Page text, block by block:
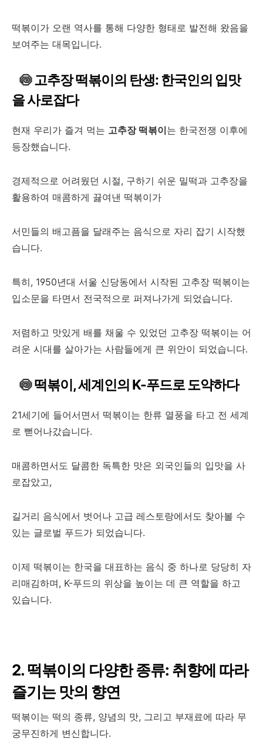
떡볶이가 오랜 역사를 통해 다양한 형태로 발전해 왔음을
보여주는 대목입니다.
🍥고추장 떡볶이의 탄생: 한국인의 입맛
을 사로잡다
현재 우리가 즐겨 먹는 고추장 떡볶이는 한국전쟁 이후에
등장했습니다.
경제적으로 어려웠던 시절, 구하기 쉬운 밀떡과 고추장을
활용하여 매콤하게 끓여낸 떡볶이가
서민들의 배고픔을 달래주는 음식으로 자리 잡기 시작했
습니다.
특히, 1950년대 서울 신당동에서 시작된 고추장 떡볶이는
입소문을 타면서 전국적으로 퍼져나가게 되었습니다.
저렴하고 맛있게 배를 채울 수 있었던 고추장 떡볶이는 어
려운 시대를 살아가는 사람들에게 큰 위안이 되었습니다.
🍥떡볶이, 세계인의 K-푸드로 도약하다
21세기에 들어서면서 떡볶이는 한류 열풍을 타고 전 세계
로 뻗어나갔습니다.
매콤하면서도 달콤한 독특한 맛은 외국인들의 입맛을 사
로잡았고,
길거리 음식에서 벗어나 고급 레스토랑에서도 찾아볼 수
있는 글로벌 푸드가 되었습니다.
이제 떡볶이는 한국을 대표하는 음식 중 하나로 당당히 자
리매김하며, K-푸드의 위상을 높이는 데 큰 역할을 하고
있습니다.
2. 떡볶이의 다양한 종류: 취향에 따라
즐기는 맛의 향연
떡볶이는 떡의 종류, 양념의 맛, 그리고 부재료에 따라 무
궁무진하게 변신합니다.